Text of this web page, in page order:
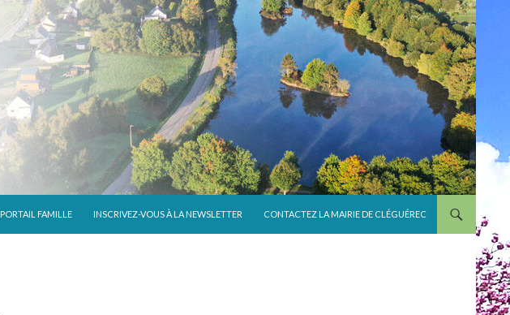
PORTAIL FAMILLE INSCRIVEZ-VOUS À LA NEWSLETTER CONTACTEZ LA MAIRIE DE CLÉGUÉREC